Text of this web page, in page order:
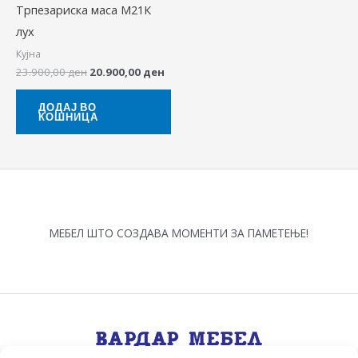
Трпезариска маса М21К
лух
Кујна
23.900,00ден 20.900,00 ден
ДОДАЈ ВО
КОШНИЦА
МЕБЕЛ ШТО СОЗДАВА МОМЕНТИ ЗА ПАМЕТЕЊЕ!